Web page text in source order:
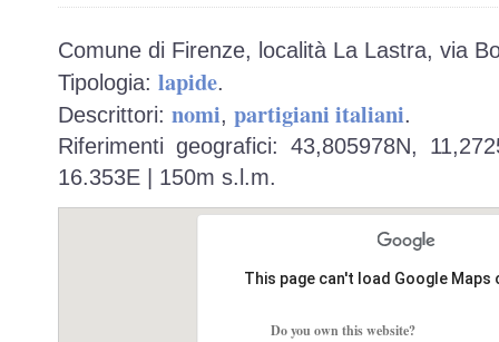
Comune di Firenze, località La Lastra, via
Tipologia: lapide.
Descrittori: nomi, partigiani italiani.
Riferimenti geografici: 43,805978N,
16.353E | 150m s.l.m.
This page can't load Google
Do you own this website?